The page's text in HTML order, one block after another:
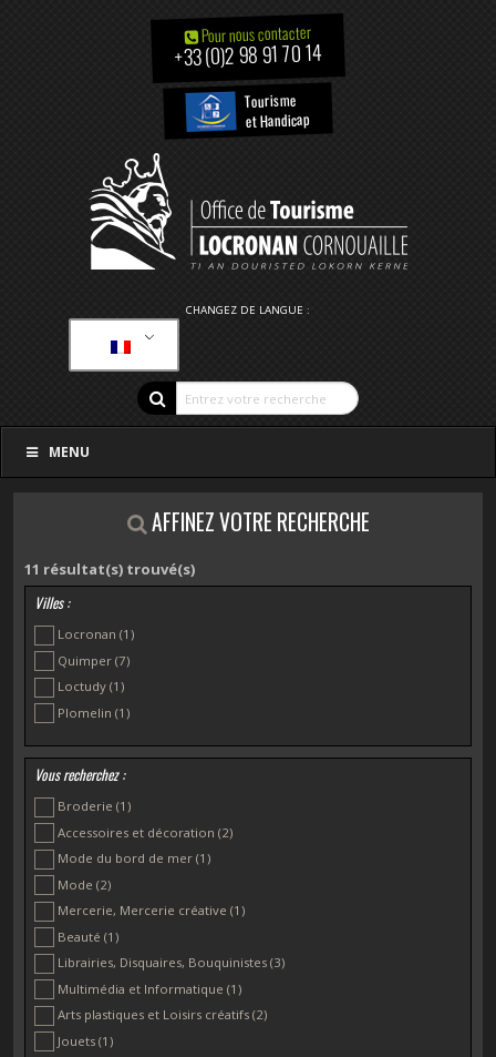
Pour nous contacter
+33 (0)2 98 91 70 14
Tourisme
et Handicap
CHANGEZ DE LANGUE :
MENU
AFFINEZ VOTRE RECHERCHE
11 résultat(s) trouvé(s)
Villes :
Locronan(1)
Quimper(7)
Loctudy(1)
Plomelin(1)
Vous recherchez :
Broderie(1)
Accessoires et décoration(2)
Mode du bord de mer(1)
Mode(2)
Mercerie, Mercerie créative(1)
Beauté(1)
Librairies, Disquaires, Bouquinistes(3)
Multimédia et Informatique(1)
Arts plastiques et Loisirs créatifs(2)
Jouets(1)